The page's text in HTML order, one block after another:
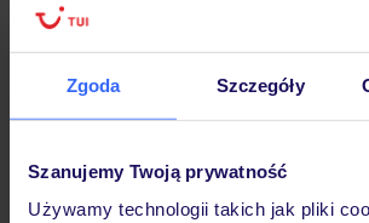
Zgoda Szczegóły
Szanujemy Twoją prywatność
Używamy technologii takich jak pliki
Hotel